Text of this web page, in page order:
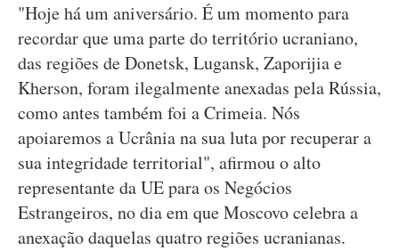
"Hoje há um aniversário. É um momento para
recordar que uma parte do território ucraniano,
das regiões de Donetsk, Lugansk, Zaporijia e
Kherson, foram ilegalmente anexadas pela Rússia,
como antes também foi a Crimeia. Nós
apoiaremos a Ucrânia na sua luta por recuperar a
sua integridade territorial", afirmou o alto
representante da UE para os Negócios
Estrangeiros, no dia em que Moscovo celebra a
anexação daquelas quatro regiões ucranianas.